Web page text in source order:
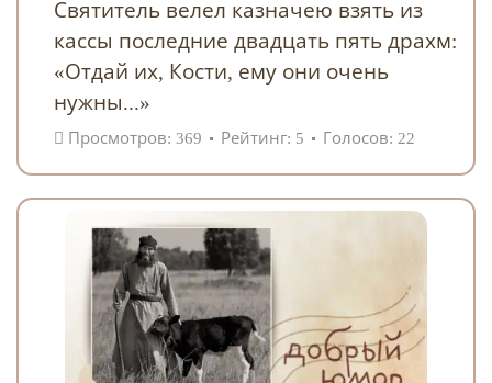
Святитель велел казначею взять из
кассы последние двадцать пять драхм:
«Отдай их, Кости, ему они очень
нужны...»
Просмотров: 369 Рейтинг: 5 Голосов: 22